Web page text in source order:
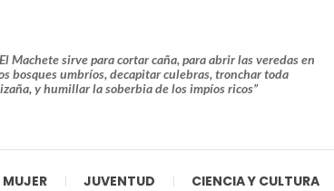
Machete sirve para cortar caña, para abrir las veredas en
bosques umbríos, decapitar culebras, tronchar toda
y humillar la soberbia de los impíos ricos”
MUJER JUVENTUD CIENCIA Y CULTURA